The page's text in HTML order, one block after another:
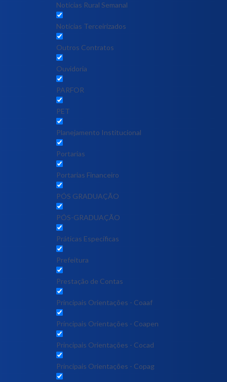
Notícias Rural Semanal
Notícias Terceirizados
Outros Contratos
Ouvidoria
PARFOR
PET
Planejamento Institucional
Portarias
Portarias Financeiro
PÓS GRADUAÇÃO
PÓS-GRADUAÇÃO
Práticas Específicas
Prefeitura
Prestação de Contas
Principais Orientações - Coaaf
Principais Orientações - Coapen
Principais Orientações - Cocad
Principais Orientações - Copag